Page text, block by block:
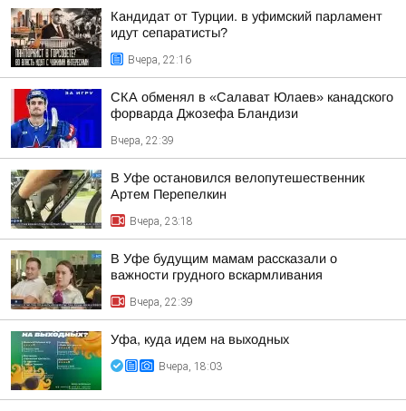
Кандидат от Турции. в уфимский парламент
идут сепаратисты?
Вчера, 22:16
СКА обменял в «Салават Юлаев» канадского
форварда Джозефа Бландизи
Вчера, 22:39
В Уфе остановился велопутешественник
Артем Перепелкин
Вчера, 23:18
В Уфе будущим мамам рассказали о
важности грудного вскармливания
Вчера, 22:39
Уфа, куда идем на выходных
Вчера, 18:03